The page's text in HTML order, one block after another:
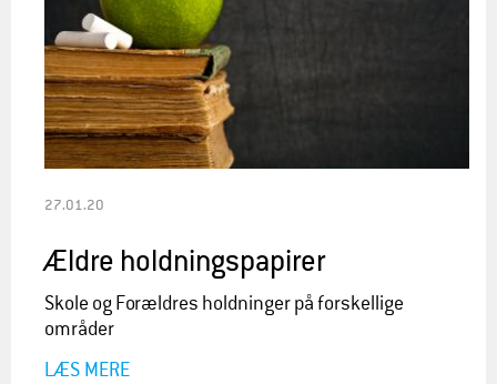
27.01.20
Ældre holdningspapirer
Skole og Forældres holdninger på forskellige
områder
LÆS MERE